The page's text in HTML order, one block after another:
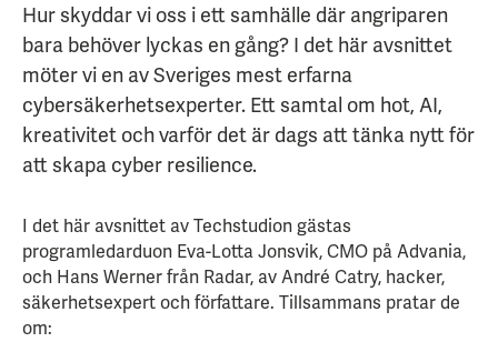
Hur skyddar vi oss i ett samhälle där angriparen
bara behöver lyckas en gång? I det här avsnittet
möter vi en av Sveriges mest erfarna
cybersäkerhetsexperter. Ett samtal om hot, AI,
kreativitet och varför det är dags att tänka nytt för
att skapa cyber resilience.
I det här avsnittet av Techstudion gästas
programledarduon Eva-Lotta Jonsvik, CMO på Advania,
och Hans Werner från Radar, av André Catry, hacker,
säkerhetsexpert och författare. Tillsammans pratar de
om: